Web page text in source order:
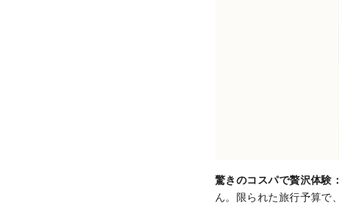
驚きのコスパで贅沢体験：
ん。限られた旅行予算で